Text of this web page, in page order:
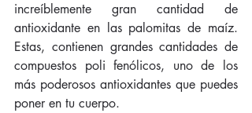
increíblemente gran cantidad de
antioxidante en las palomitas de maíz.
Estas, contienen grandes cantidades de
compuestos poli fenólicos, uno de los
más poderosos antioxidantes que puedes
poner en tu cuerpo.